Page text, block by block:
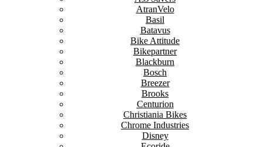
AtranVelo
Basil
Batavus
Bike Attitude
Bikepartner
Blackburn
Bosch
Breezer
Brooks
Centurion
Christiania Bikes
Chrome Industries
Disney